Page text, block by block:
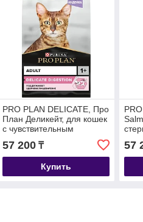
PRO PLAN DELICATE, Про
План Деликейт, для кошек
с чувствительным
пищеварением, уп. 10 кг.
57 200₸
Купить
57